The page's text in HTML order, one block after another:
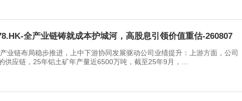
全产业链铸就成本护城河，高股息引领价值重估-260807
局稳步推进，上中下游协同发展驱动公司业绩提升：上游方面，公司
供应链，25年铝土矿年产量近6500万吨，截至25年9月，…